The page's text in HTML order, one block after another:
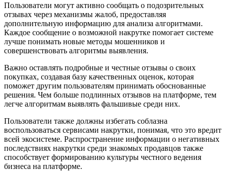
Пользователи могут активно сообщать о подозрительных
отзывах через механизмы жалоб, предоставляя
дополнительную информацию для анализа алгоритмами.
Каждое сообщение о возможной накрутке помогает системе
лучше понимать новые методы мошенников и
совершенствовать алгоритмы выявления.
Важно оставлять подробные и честные отзывы о своих
покупках, создавая базу качественных оценок, которая
поможет другим пользователям принимать обоснованные
решения. Чем больше подлинных отзывов на платформе, тем
легче алгоритмам выявлять фальшивые среди них.
Пользователи также должны избегать соблазна
воспользоваться сервисами накрутки, понимая, что это вредит
всей экосистеме. Распространение информации о негативных
последствиях накрутки среди знакомых продавцов также
способствует формированию культуры честного ведения
бизнеса на платформе.